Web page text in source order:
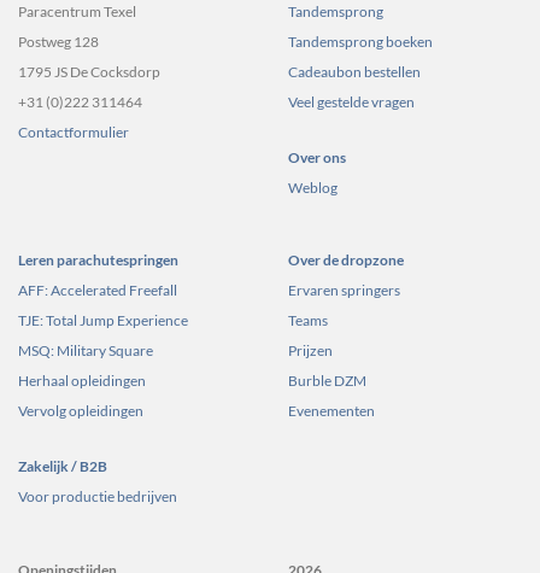
Paracentrum Texel
Postweg 128
1795 JS De Cocksdorp
+31 (0)222 311464
Contactformulier
Tandemsprong
Tandemsprong boeken
Cadeaubon bestellen
Veel gestelde vragen
Over ons
Weblog
Leren parachutespringen
AFF: Accelerated Freefall
TJE: Total Jump Experience
MSQ: Military Square
Herhaal opleidingen
Vervolg opleidingen
Zakelijk / B2B
Voor productie bedrijven
Over de dropzone
Ervaren springers
Teams
Prijzen
Burble DZM
Evenementen